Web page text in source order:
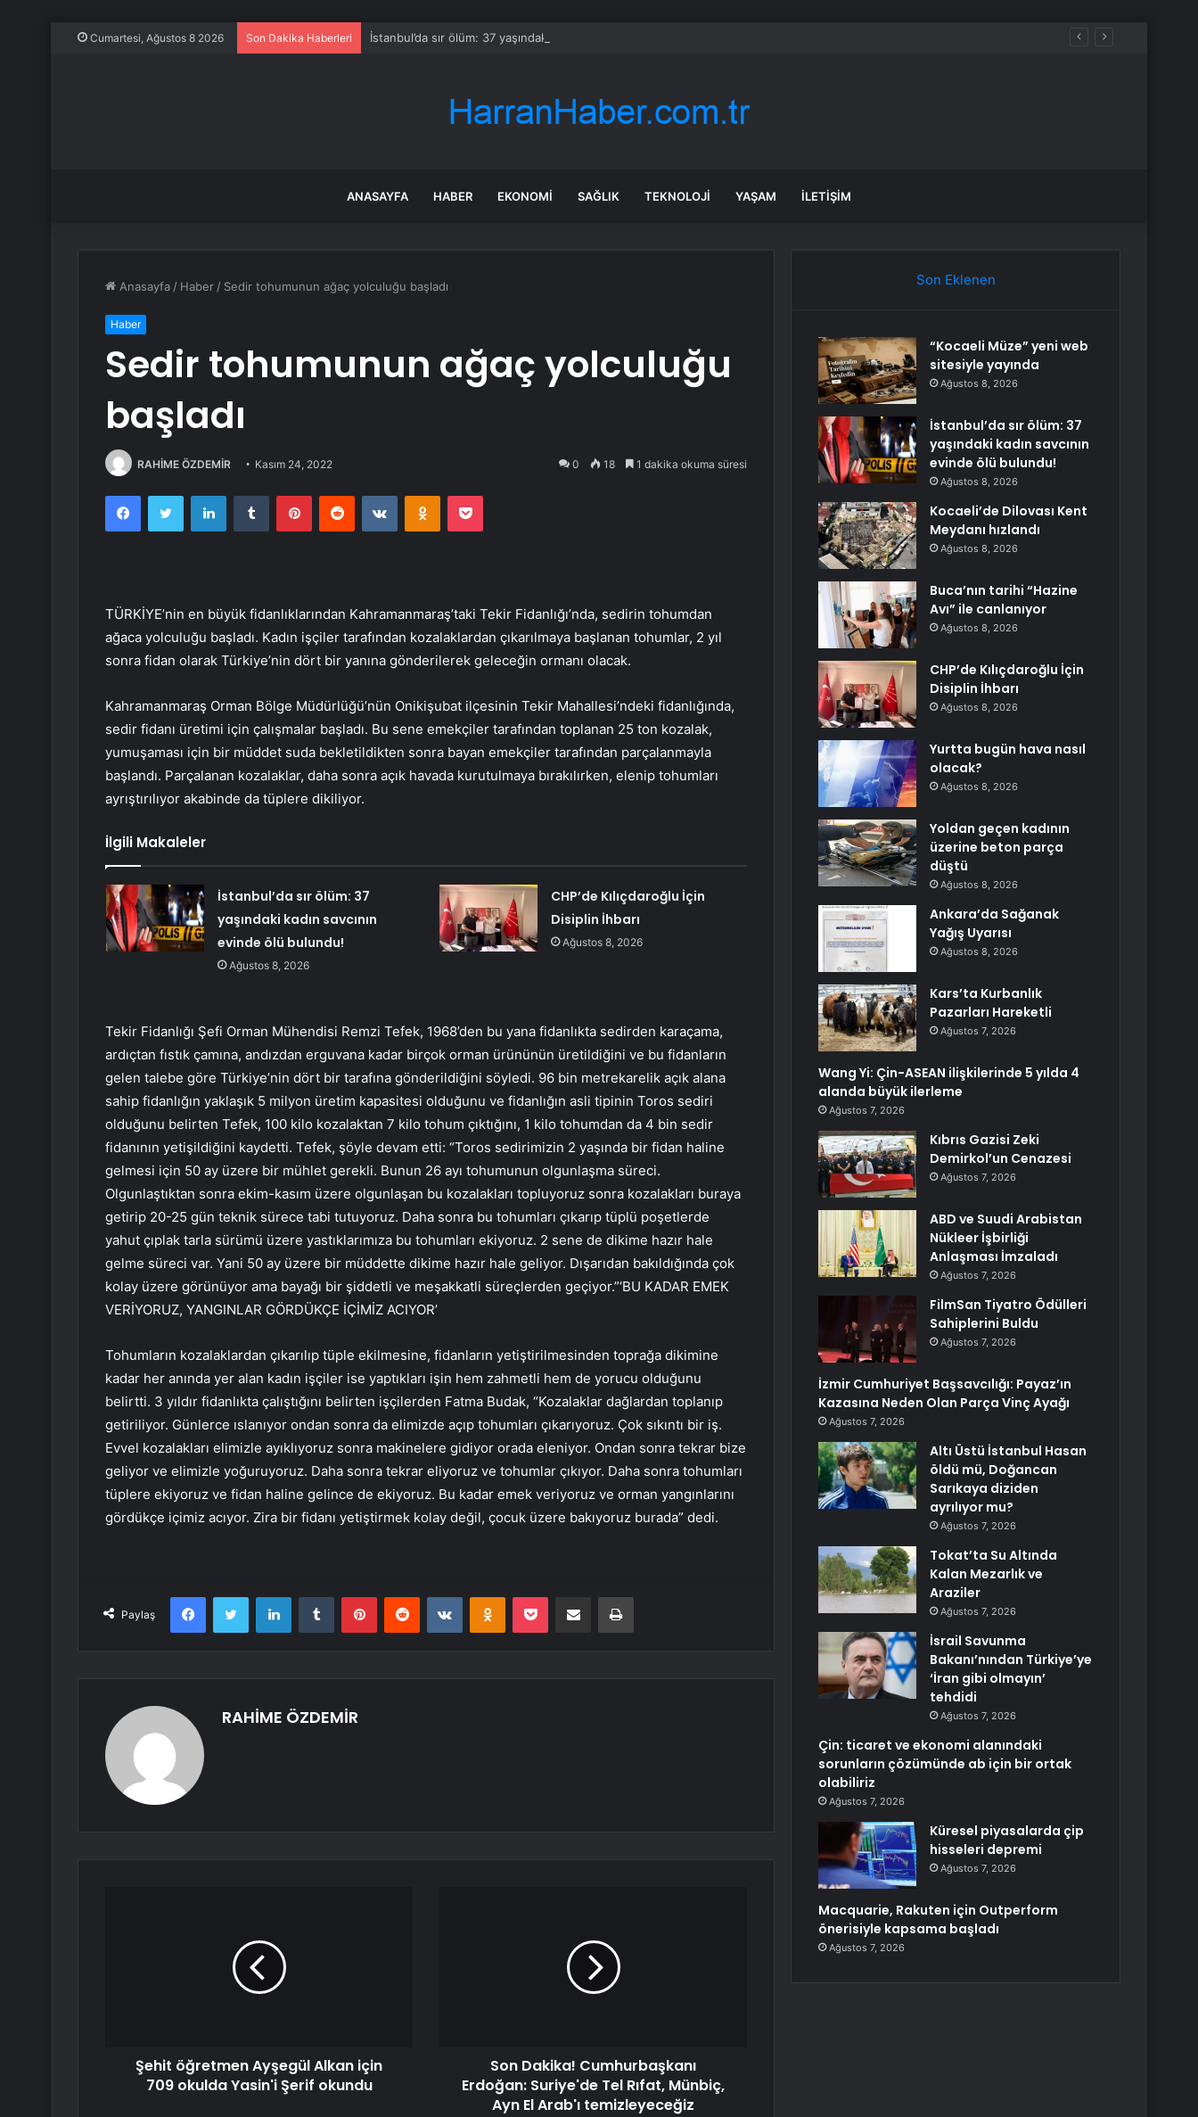
Cumartesi, Ağustos 8 2026 Son Dakika Haberleri İstanbul’da sır ölüm: 37 yaşındaki kadın savcının evinde ölü bulundu!
ANASAYFA HABER EKONOMI SAĞLIK TEKNOLOJI YAŞAM İLETIŞIM
Anasayfa / Haber / Sedir tohumunun ağaç yolculuğu başladı
Haber
Sedir tohumunun ağaç yolculuğu
başladı
RAHİME ÖZDEMİR Kasım 24, 2022 0 18 1 dakika okuma süresi
FacebookTwitter LinkedInTumblr PinterestReddit VKontakteOdnoklassniki
Pocket
TÜRKİYE’nin en büyük fidanlıklarından Kahramanmaraş’taki Tekir Fidanlığı’nda, sedirin tohumdan
ağaca yolculuğu başladı. Kadın işçiler tarafından kozalaklardan çıkarılmaya başlanan tohumlar, 2 yıl
sonra fidan olarak Türkiye’nin dört bir yanına gönderilerek geleceğin ormanı olacak.
Kahramanmaraş Orman Bölge Müdürlüğü’nün Onikişubat ilçesinin Tekir Mahallesi’ndeki fidanlığında,
sedir fidanı üretimi için çalışmalar başladı. Bu sene emekçiler tarafından toplanan 25 ton kozalak,
yumuşaması için bir müddet suda bekletildikten sonra bayan emekçiler tarafından parçalanmayla
başlandı. Parçalanan kozalaklar, daha sonra açık havada kurutulmaya bırakılırken, elenip tohumları
ayrıştırılıyor akabinde da tüplere dikiliyor.
İlgili Makaleler
İstanbul’da sır ölüm: 37
yaşındaki kadın savcının
evinde ölü bulundu!
Ağustos 8, 2026
CHP’de Kılıçdaroğlu İçin
Disiplin İhbarı
Ağustos 8, 2026
Tekir Fidanlığı Şefi Orman Mühendisi Remzi Tefek, 1968’den bu yana fidanlıkta sedirden karaçama,
ardıçtan fıstık çamına, andızdan erguvana kadar birçok orman ürününün üretildiğini ve bu fidanların
gelen talebe göre Türkiye’nin dört bir tarafına gönderildiğini söyledi. 96 bin metrekarelik açık alana
sahip fidanlığın yaklaşık 5 milyon üretim kapasitesi olduğunu ve fidanlığın asli tipinin Toros sediri
olduğunu belirten Tefek, 100 kilo kozalaktan 7 kilo tohum çıktığını, 1 kilo tohumdan da 4 bin sedir
fidanının yetişildiğini kaydetti. Tefek, şöyle devam etti: “Toros sedirimizin 2 yaşında bir fidan haline
gelmesi için 50 ay üzere bir mühlet gerekli. Bunun 26 ayı tohumunun olgunlaşma süreci.
Olgunlaştıktan sonra ekim-kasım üzere olgunlaşan bu kozalakları topluyoruz sonra kozalakları buraya
getirip 20-25 gün teknik sürece tabi tutuyoruz. Daha sonra bu tohumları çıkarıp tüplü poşetlerde
yahut çıplak tarla sürümü üzere yastıklarımıza bu tohumları ekiyoruz. 2 sene de dikime hazır hale
gelme süreci var. Yani 50 ay üzere bir müddette dikime hazır hale geliyor. Dışarıdan bakıldığında çok
kolay üzere görünüyor ama bayağı bir şiddetli ve meşakkatli süreçlerden geçiyor.”‘BU KADAR EMEK
VERİYORUZ, YANGINLAR GÖRDÜKÇE İÇİMİZ ACIYOR’
Tohumların kozalaklardan çıkarılıp tüple ekilmesine, fidanların yetiştirilmesinden toprağa dikimine
kadar her anında yer alan kadın işçiler ise yaptıkları işin hem zahmetli hem de yorucu olduğunu
belirtti. 3 yıldır fidanlıkta çalıştığını belirten işçilerden Fatma Budak, “Kozalaklar dağlardan toplanıp
getiriliyor. Günlerce ıslanıyor ondan sonra da elimizde açıp tohumları çıkarıyoruz. Çok sıkıntı bir iş.
Evvel kozalakları elimizle ayıklıyoruz sonra makinelere gidiyor orada eleniyor. Ondan sonra tekrar bize
geliyor ve elimizle yoğuruyoruz. Daha sonra tekrar eliyoruz ve tohumlar çıkıyor. Daha sonra tohumları
tüplere ekiyoruz ve fidan haline gelince de ekiyoruz. Bu kadar emek veriyoruz ve orman yangınlarını
gördükçe içimiz acıyor. Zira bir fidanı yetiştirmek kolay değil, çocuk üzere bakıyoruz burada” dedi.
Paylaş
FacebookTwitter LinkedInTumblr PinterestReddit VKontakteOdnoklassniki
Pocket E-Posta ile paylaş Yazdır
RAHİME ÖZDEMİR
Şehit öğretmen Ayşegül Alkan için
709 okulda Yasin'i Şerif okundu
Son Dakika! Cumhurbaşkanı
Erdoğan: Suriye'de Tel Rıfat, Münbiç,
Ayn El Arab'ı temizleyeceğiz
Son Eklenen
“Kocaeli Müze” yeni web
sitesiyle yayında
Ağustos 8, 2026
İstanbul’da sır ölüm: 37
yaşındaki kadın savcının
evinde ölü bulundu!
Ağustos 8, 2026
Kocaeli’de Dilovası Kent
Meydanı hızlandı
Ağustos 8, 2026
Buca’nın tarihi “Hazine
Avı” ile canlanıyor
Ağustos 8, 2026
CHP’de Kılıçdaroğlu İçin
Disiplin İhbarı
Ağustos 8, 2026
Yurtta bugün hava nasıl
olacak?
Ağustos 8, 2026
Yoldan geçen kadının
üzerine beton parça
düştü
Ağustos 8, 2026
Ankara’da Sağanak
Yağış Uyarısı
Ağustos 8, 2026
Kars’ta Kurbanlık
Pazarları Hareketli
Ağustos 7, 2026
Wang Yi: Çin-ASEAN ilişkilerinde 5 yılda 4
alanda büyük ilerleme
Ağustos 7, 2026
Kıbrıs Gazisi Zeki
Demirkol’un Cenazesi
Ağustos 7, 2026
ABD ve Suudi Arabistan
Nükleer İşbirliği
Anlaşması İmzaladı
Ağustos 7, 2026
FilmSan Tiyatro Ödülleri
Sahiplerini Buldu
Ağustos 7, 2026
İzmir Cumhuriyet Başsavcılığı: Payaz’ın
Kazasına Neden Olan Parça Vinç Ayağı
Ağustos 7, 2026
Altı Üstü İstanbul Hasan
öldü mü, Doğancan
Sarıkaya diziden
ayrılıyor mu?
Ağustos 7, 2026
Tokat’ta Su Altında
Kalan Mezarlık ve
Araziler
Ağustos 7, 2026
İsrail Savunma
Bakanı’nından Türkiye’ye
‘İran gibi olmayın’
tehdidi
Ağustos 7, 2026
Çin: ticaret ve ekonomi alanındaki
sorunların çözümünde ab için bir ortak
olabiliriz
Ağustos 7, 2026
Küresel piyasalarda çip
hisseleri depremi
Ağustos 7, 2026
Macquarie, Rakuten için Outperform
önerisiyle kapsama başladı
Ağustos 7, 2026